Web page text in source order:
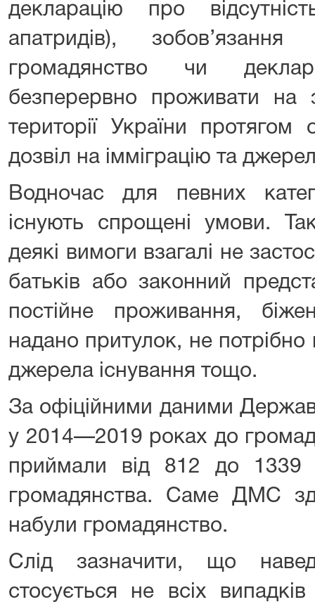
декларацію про
апатридів),
громадянство чи
безперервно проживати на
території України протягом
дозвіл на імміграцію та
Водночас для певних
існують спрощені умови.
деякі вимоги взагалі не
батьків або законний
постійне проживання,
надано притулок, не потрібно
джерела існування тощо.
За офіційними даними
у 2014—2019 роках до
приймали від 812 до 1339
громадянства. Саме ДМС
набули громадянство.
Слід зазначити, що
стосується не всіх